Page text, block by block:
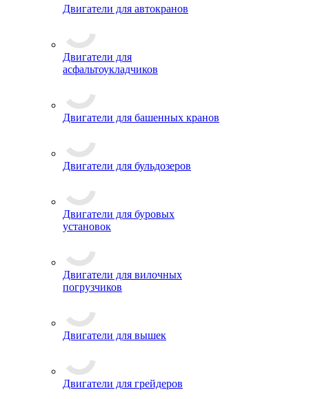
Двигатели для автокранов
Двигатели для
асфальтоукладчиков
Двигатели для башенных кранов
Двигатели для бульдозеров
Двигатели для буровых
установок
Двигатели для вилочных
погрузчиков
Двигатели для вышек
Двигатели для грейдеров